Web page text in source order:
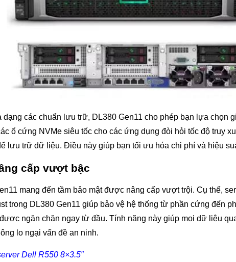
các chuẩn lưu trữ, DL380 Gen11 cho phép bạn lựa chọn
ổ cứng NVMe siêu tốc cho các ứng dụng đòi hỏi tốc độ truy
lưu trữ dữ liệu. Điều này giúp bạn tối ưu hóa chi phí và hiệu
cấp vượt bậc
mang đến tầm bảo mật được nâng cấp vượt trội. Cụ thể,
trong DL380 Gen11 giúp bảo vệ hệ thống từ phần cứng đến
ngăn chặn ngay từ đầu. Tính năng này giúp mọi dữ liệu
lo ngại vấn đề an ninh.
Dell R550 8×3.5″